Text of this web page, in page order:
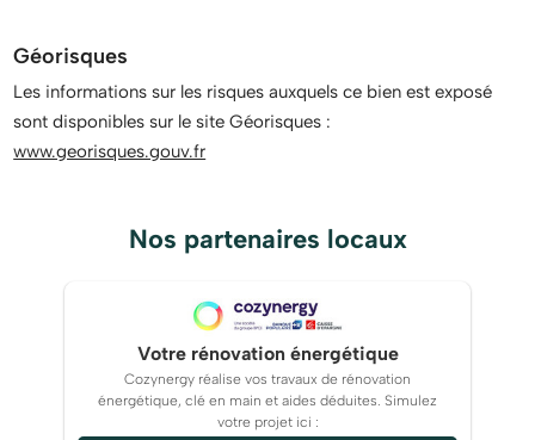
Géorisques
Les informations sur les risques auxquels ce bien est exposé
sont disponibles sur le site Géorisques :
www.georisques.gouv.fr
Nos partenaires locaux
Votre rénovation énergétique
Cozynergy réalise vos travaux de rénovation
énergétique, clé en main et aides déduites. Simulez
votre projet ici :